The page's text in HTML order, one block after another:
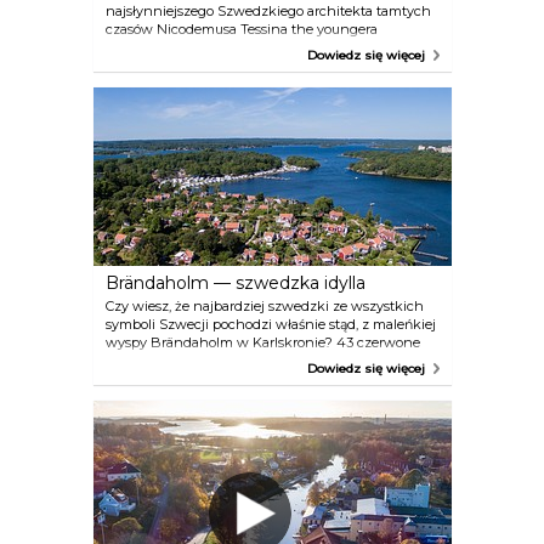
najsłynniejszego Szwedzkiego architekta tamtych
czasów Nicodemusa Tessina the youngera
rozpoczęto budowę kościoła Fryderyka. Wiosną
2018 roku w wyniku gruntownej renowacji kościół
otrzymał nowe życie. Kościół Fryderyka jest jedną z
najnowocześniejszych szwedzkich świątyń.
Dowiedz się więcej
Brändaholm — szwedzka idylla
Czy wiesz, że najbardziej szwedzki ze wszystkich
symboli Szwecji pochodzi właśnie stąd, z maleńkiej
wyspy Brändaholm w Karlskronie? 43 czerwone
domki z białymi narożnikami i powiewające flagi
nad intensywnie niebieskim morzem — ten
rozpoznawalny na całym świecie widok jest
kwintesencją szwedzkości. Przyjedź i zobacz to na
własne oczy!
Dowiedz się więcej